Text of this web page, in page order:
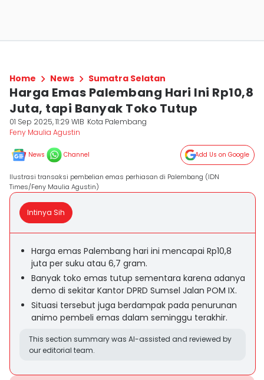
Home News Sumatra Selatan
Harga Emas Palembang Hari Ini Rp10,8
Juta, tapi Banyak Toko Tutup
01 Sep 2025, 11:29 WIB Kota Palembang
Feny Maulia Agustin
News Channel Add Us on Google
Ilustrasi transaksi pembelian emas perhiasan di Palembang (IDN
Times/Feny Maulia Agustin)
Intinya Sih
Harga emas Palembang hari ini mencapai Rp10,8
juta per suku atau 6,7 gram.
Banyak toko emas tutup sementara karena adanya
demo di sekitar Kantor DPRD Sumsel Jalan POM IX.
Situasi tersebut juga berdampak pada penurunan
animo pembeli emas dalam seminggu terakhir.
This section summary was AI-assisted and reviewed by
our editorial team.